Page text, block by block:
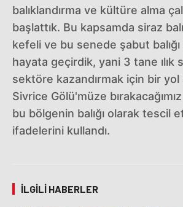
balıklandırma ve kültüre alma
başlattık. Bu kapsamda siraz
kefeli ve bu senede şabut
hayata geçirdik, yani 3 tane ılık
sektöre kazandırmak için bir yol
Sivrice Gölü'müze bırakacağımız
bu bölgenin balığı olarak tescil
ifadelerini kullandı.
İLGILI HABERLER